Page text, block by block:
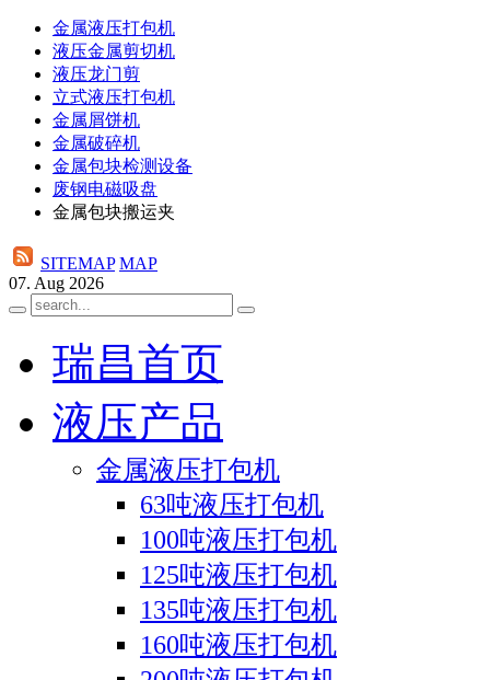
金属液压打包机
液压金属剪切机
液压龙门剪
立式液压打包机
金属屑饼机
金属破碎机
金属包块检测设备
废钢电磁吸盘
金属包块搬运夹
SITEMAP MAP
07. Aug 2026
瑞昌首页
液压产品
金属液压打包机
63吨液压打包机
100吨液压打包机
125吨液压打包机
135吨液压打包机
160吨液压打包机